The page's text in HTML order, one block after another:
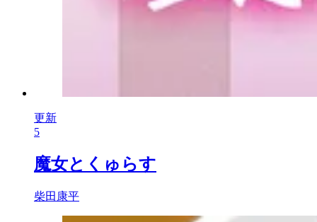
更新
5
魔女とくゅらす
柴田康平